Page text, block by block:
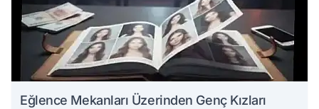
Eğlence Mekanları Üzerinden Genç Kızları